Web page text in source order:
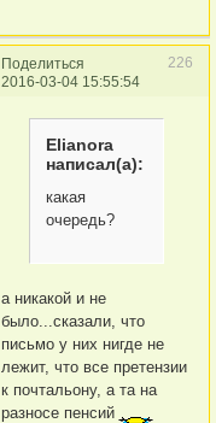
Поделиться
226
2016-03-04 15:55:54
Elianora
написал(а):
какая
очередь?
а никакой и не
было...сказали, что
письмо у них нигде не
лежит, что все претензии
к почтальону, а та на
разносе пенсий